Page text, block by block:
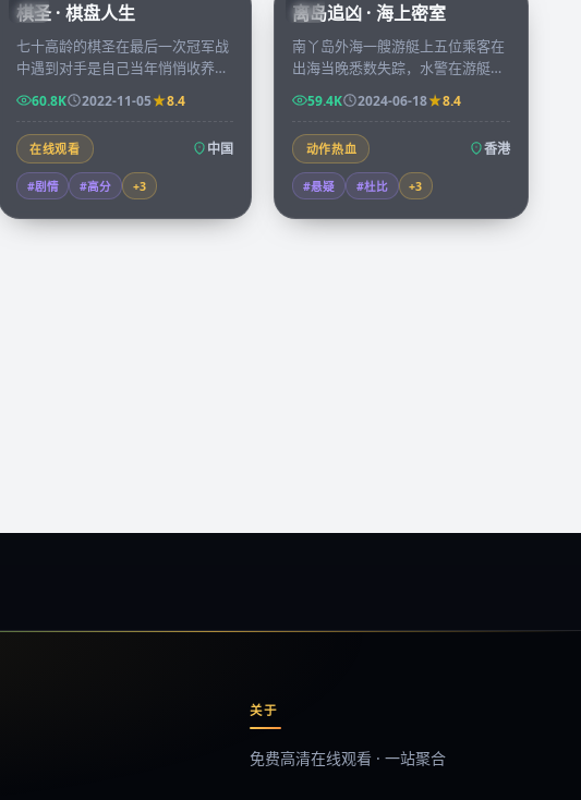
CN
棋圣 · 棋盘人生
七十高龄的棋圣在最后一次冠军战
中遇到对手是自己当年悄悄收养却
失散多年的弟子，一局棋下了三十
年，胜负已不重要。
60.8K 2022-11-05 8.4
在线观看 中国
#剧情 #高分 +3
HK
离岛追凶 · 海上密室
南丫岛外海一艘游艇上五位乘客在
出海当晚悉数失踪，水警在游艇舱
底的一个密室里找到唯一的线索，
是一张被烧了一半的地图。
59.4K 2024-06-18 8.4
动作热血 香港
#悬疑 #杜比 +3
关于
免费高清在线观看 · 一站聚合